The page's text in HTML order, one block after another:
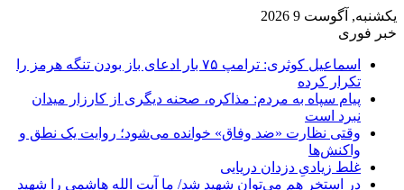
یکشنبه, آگوست 9 2026
خبر فوری
اسماعیل کوثری: ترامپ ۷۵ بار ادعای باز بودن تنگه هرمز را
تکرار کرده
پیام سپاه به مردم: مذاکره، صحنه دیگری از کارزار میدان
نبرد است
وقتی نظارت «ضد وفاق» خوانده می‌شود؛ روایت یک نطق و
واکنش‌ها
غلط زیادیِ دزدان دریایی
در استخر هم می‌توان شهید شد/ ما آیت الله هاشمی را شهید